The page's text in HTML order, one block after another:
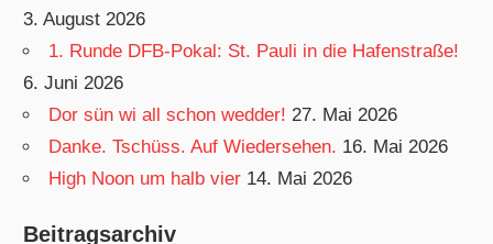
3. August 2026
1. Runde DFB-Pokal: St. Pauli in die Hafenstraße!
6. Juni 2026
Dor sün wi all schon wedder! 27. Mai 2026
Danke. Tschüss. Auf Wiedersehen. 16. Mai 2026
High Noon um halb vier 14. Mai 2026
Beitragsarchiv